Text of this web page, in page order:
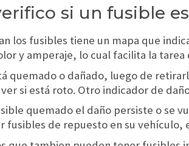
si un fusible
los fusibles tiene un mapa que
y amperaje, lo cual facilita la
quemado o dañado, luego de
si está roto. Otro indicador de
quemado el daño persiste o se
fusibles de repuesto en su